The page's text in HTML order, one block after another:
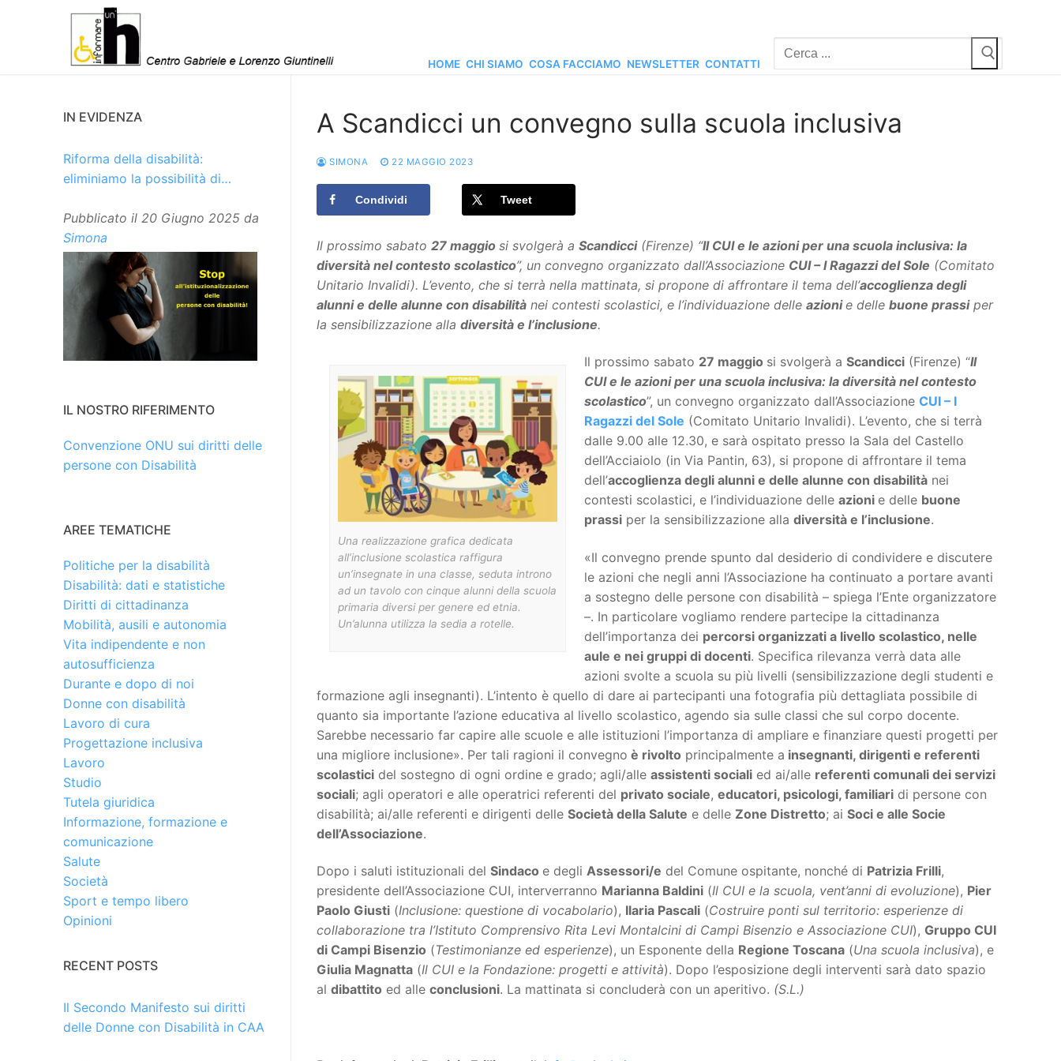
HOME CHI SIAMO COSA FACCIAMO NEWSLETTER CONTATTI
Cerca:
A Scandicci un convegno sulla scuola inclusiva
SIMONA 22 MAGGIO 2023
Condividi Tweet
Il prossimo sabato 27 maggio si svolgerà a Scandicci(Firenze) “Il CUI e le azioni per una scuola inclusiva: la
diversità nel contesto scolastico”, un convegno organizzato dall’Associazione CUI – I Ragazzi del Sole (Comitato
Unitario Invalidi). L’evento, che si terrà nella mattinata, si propone di affrontare il tema dell’accoglienza degli
alunni e delle alunne con disabilità nei contesti scolastici, e l’individuazione delle azionie delle buone prassiper
la sensibilizzazione alla diversità e l’inclusione.
Una realizzazione grafica dedicata
all’inclusione scolastica raffigura
un’insegnate in una classe, seduta introno
ad un tavolo con cinque alunni della scuola
primaria diversi per genere ed etnia.
Un’alunna utilizza la sedia a rotelle.
Il prossimo sabato 27 maggio si svolgerà a Scandicci(Firenze) “Il
CUI e le azioni per una scuola inclusiva: la diversità nel contesto
scolastico”, un convegno organizzato dall’Associazione CUI – I
Ragazzi del Sole (Comitato Unitario Invalidi). L’evento, che si terrà
dalle 9.00 alle 12.30, e sarà ospitato presso la Sala del Castello
dell’Acciaiolo (in Via Pantin, 63), si propone di affrontare il tema
dell’accoglienza degli alunni e delle alunne con disabilitànei
contesti scolastici, e l’individuazione delle azioni e delle buone
prassiper la sensibilizzazione alla diversità e l’inclusione.
«Il convegno prende spunto dal desiderio di condividere e discutere
le azioni che negli anni l’Associazione ha continuato a portare avanti
a sostegno delle persone con disabilità – spiega l’Ente organizzatore
–. In particolare vogliamo rendere partecipe la cittadinanza
dell’importanza dei percorsi organizzati a livello scolastico, nelle
aule e nei gruppi di docenti. Specifica rilevanza verrà data alle
azioni svolte a scuola su più livelli (sensibilizzazione degli studenti e
formazione agli insegnanti). L’intento è quello di dare ai partecipanti una fotografia più dettagliata possibile di
quanto sia importante l’azione educativa al livello scolastico, agendo sia sulle classi che sul corpo docente.
Sarebbe necessario far capire alle scuole e alle istituzioni l’importanza di ampliare e finanziare questi progetti per
una migliore inclusione». Per tali ragioni il convegno è rivolto principalmente a insegnanti, dirigenti e referenti
scolastici del sostegno di ogni ordine e grado; agli/alle assistenti sociali ed ai/alle referenti comunali dei servizi
sociali; agli operatori e alle operatrici referenti del privato sociale, educatori, psicologi, familiari di persone con
disabilità; ai/alle referenti e dirigenti delle Società della Salute e delle Zone Distretto; ai Soci e alle Socie
dell’Associazione.
Dopo i saluti istituzionali del Sindaco e degli Assessori/e del Comune ospitante, nonché di Patrizia Frilli,
presidente dell’Associazione CUI, interverranno Marianna Baldini (Il CUI e la scuola, vent’anni di evoluzione), Pier
Paolo Giusti (Inclusione: questione di vocabolario), Ilaria Pascali (Costruire ponti sul territorio: esperienze di
collaborazione tra l’Istituto Comprensivo Rita Levi Montalcini di Campi Bisenzio e Associazione CUI), Gruppo CUI
di Campi Bisenzio (Testimonianze ed esperienze), un Esponente della Regione Toscana (Una scuola inclusiva), e
Giulia Magnatta (Il CUI e la Fondazione: progetti e attività). Dopo l’esposizione degli interventi sarà dato spazio
al dibattito ed alle conclusioni. La mattinata si concluderà con un aperitivo. (S.L.)
IN EVIDENZA
Riforma della disabilità:
eliminiamo la possibilità di
Pubblicato il 20 Giugno 2025 da
Simona
IL NOSTRO RIFERIMENTO
Convenzione ONU sui diritti delle
persone con Disabilità
AREE TEMATICHE
Politiche per la disabilità
Disabilità: dati e statistiche
Diritti di cittadinanza
Mobilità, ausili e autonomia
Vita indipendente e non
autosufficienza
Durante e dopo di noi
Donne con disabilità
Lavoro di cura
Progettazione inclusiva
Lavoro
Studio
Tutela giuridica
Informazione, formazione e
comunicazione
Salute
Società
Sport e tempo libero
Opinioni
RECENT POSTS
Il Secondo Manifesto sui diritti
delle Donne con Disabilità in CAA